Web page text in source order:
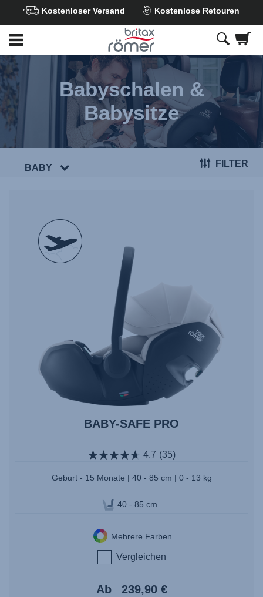
Hauptinhalt
springen
Kostenloser Versand Kostenlose Retouren
Babyschalen &
Babysitze
BABY FILTER
null
BABY-SAFE PRO
4.7 (35)
Geburt - 15 Monate | 40 - 85 cm | 0 - 13 kg
40 - 85 cm
Mehrere Farben
Vergleichen
Ab 239,90 €